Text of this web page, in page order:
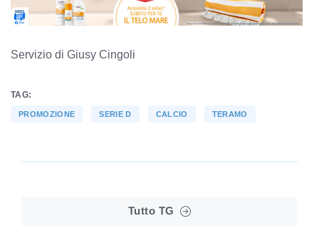
Servizio di Giusy Cingoli
TAG:
PROMOZIONE SERIE D CALCIO TERAMO
Tutto TG